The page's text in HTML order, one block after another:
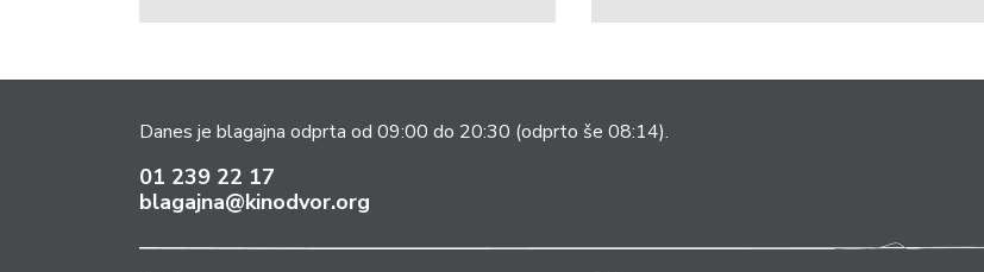
Danes je blagajna odprta od 09:00 do 20:30 (odprto še 08:14).
01 239 22 17
blagajna@kinodvor.org